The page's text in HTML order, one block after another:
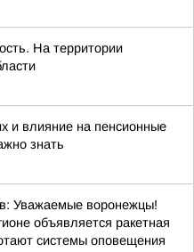
На территории
и влияние на пенсионные
знать
Уважаемые воронежцы!
объявляется ракетная
системы оповещения